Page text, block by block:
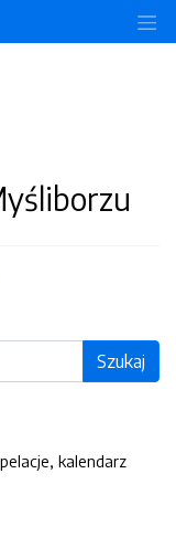
Szukaj
kalendarz